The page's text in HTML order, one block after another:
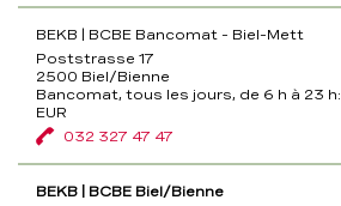
BEKB | BCBE Bancomat - Biel-Mett
Poststrasse 17
2500 Biel/Bienne
Bancomat, tous les jours, de 6 h à 23 h:
EUR
032 327 47 47
BEKB | BCBE Biel/Bienne